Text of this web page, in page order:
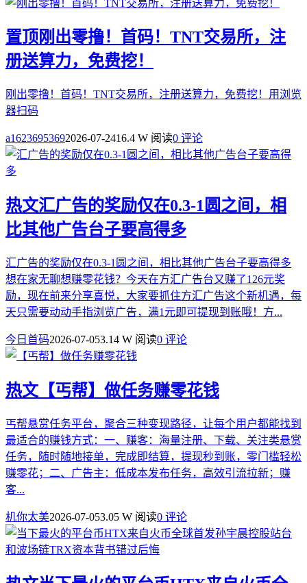
置顶刚出零撸！首码！TNT交易所，注
册送算力，免费挖！
刚出零撸！首码！TNT交易所，注册送算力，免费挖！用浏览
器扫码
a16236953692026-07-2416.4 W 阅读0 评论
热文汇广告的奖励仅在0.3-1圆之间，相
比其他广告台子要高得多
汇广告的奖励仅在0.3-1圆之间，相比其他广告台子要高得多
想在家无聊想赚零花钱？今天在方汇广告台又赚了126元奖
励，现在前来分享喜悦，大家要抓住方汇广告这个新机遇，每
天只需要动动手指浏览广告，满1元即可提现到账哦！方...
今日首码2026-07-053.14 W 阅读0 评论
热文 【丐帮】做任务赚零花钱
丐帮悬赏任务平台，聚合三种变现路径，让每个用户都能找到
最适合的赚钱方式：一、赚客：海量注册、下载、关注类悬赏
任务，随时随地接单，完成即结算，提现秒到账，零门槛轻松
赚零花；二、广告主：低成本发布任务，高效引流拉新；赚
客...
机你太美2026-07-053.05 W 阅读0 评论